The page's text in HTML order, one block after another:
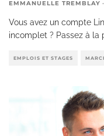
EMMANUELLE TREMBLAY ·
Vous avez un compte
incomplet ? Passez à
EMPLOIS ET STAGES